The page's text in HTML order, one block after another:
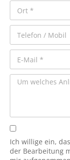
Ich willige ein,
der Bearbeitung